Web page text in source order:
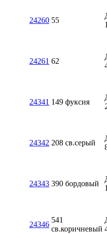
24260 55
24261 62
24341 149 фуксия
24342 208 св.серый
24343 390 бордовый
24346
541
св.коричневый